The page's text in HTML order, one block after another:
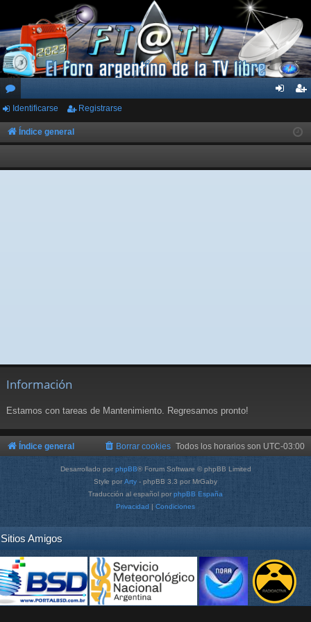
or
os
ar
ist
rs
Identificarse Registrarse
Índice general
Información
Estamos con tareas de Mantenimiento. Regresamos pronto!
Índice general Todos los horarios son UTC-03:00
Borrar cookies
Desarrollado por phpBB® Forum Software © phpBB Limited
Style por Arty - phpBB 3.3 por MrGaby
Traducción al español por phpBB España
Privacidad | Condiciones
Sitios Amigos